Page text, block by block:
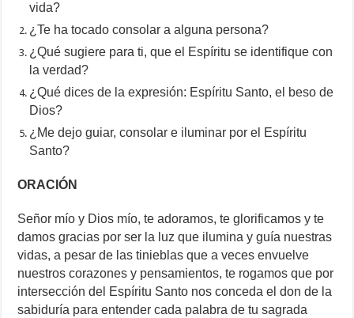
vida?
¿Te ha tocado consolar a alguna persona?
¿Qué sugiere para ti, que el Espíritu se identifique con
la verdad?
¿Qué dices de la expresión: Espíritu Santo, el beso de
Dios?
¿Me dejo guiar, consolar e iluminar por el Espíritu
Santo?
ORACIÓN
Señor mío y Dios mío, te adoramos, te glorificamos y te
damos gracias por ser la luz que ilumina y guía nuestras
vidas, a pesar de las tinieblas que a veces envuelve
nuestros corazones y pensamientos, te rogamos que por
intersección del Espíritu Santo nos conceda el don de la
sabiduría para entender cada palabra de tu sagrada